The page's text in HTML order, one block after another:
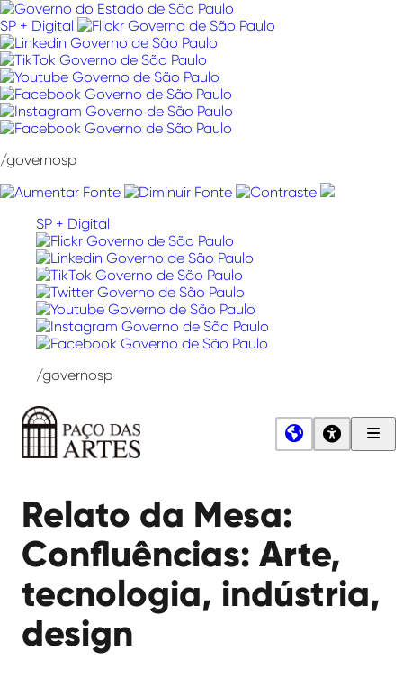
Pular
para
o
conteúdo
SP + Digital
/governosp
SP + Digital
/governosp
Artes
Relato da Mesa:
Confluências: Arte,
tecnologia, indústria,
design